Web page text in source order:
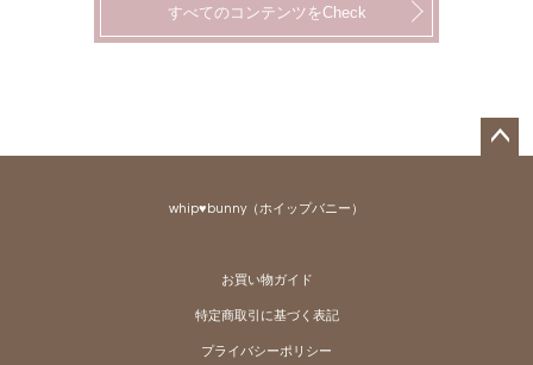
すべてのコンテンツをCheck
whip♥bunny（ホイップバニー）
お買い物ガイド
特定商取引に基づく表記
プライバシーポリシー